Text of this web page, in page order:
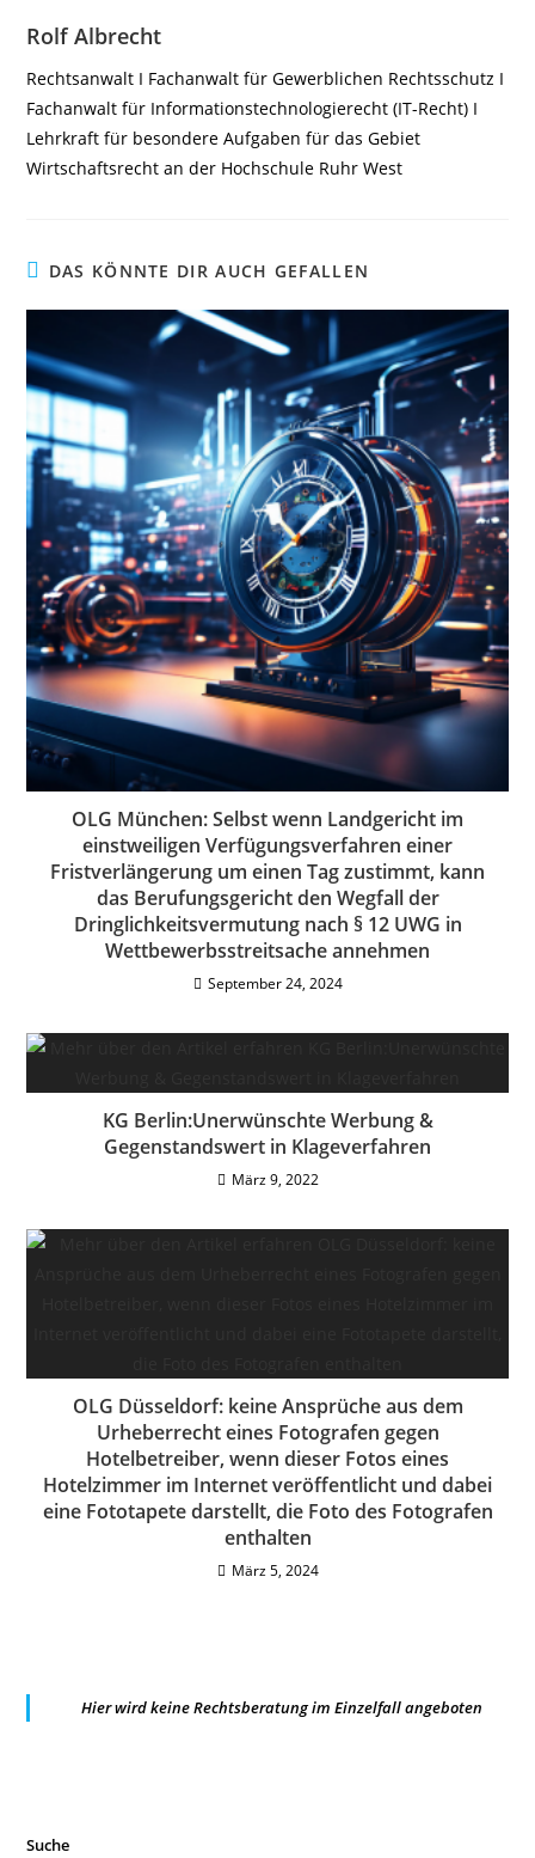
Rolf Albrecht
Rechtsanwalt I Fachanwalt für Gewerblichen Rechtsschutz I
Fachanwalt für Informationstechnologierecht (IT-Recht) I
Lehrkraft für besondere Aufgaben für das Gebiet
Wirtschaftsrecht an der Hochschule Ruhr West
DAS KÖNNTE DIR AUCH GEFALLEN
OLG München: Selbst wenn Landgericht im
einstweiligen Verfügungsverfahren einer
Fristverlängerung um einen Tag zustimmt, kann
das Berufungsgericht den Wegfall der
Dringlichkeitsvermutung nach § 12 UWG in
Wettbewerbsstreitsache annehmen
September 24, 2024
KG Berlin:Unerwünschte Werbung &
Gegenstandswert in Klageverfahren
März 9, 2022
OLG Düsseldorf: keine Ansprüche aus dem
Urheberrecht eines Fotografen gegen
Hotelbetreiber, wenn dieser Fotos eines
Hotelzimmer im Internet veröffentlicht und dabei
eine Fototapete darstellt, die Foto des Fotografen
enthalten
März 5, 2024
Hier wird keine Rechtsberatung im Einzelfall angeboten
Suche